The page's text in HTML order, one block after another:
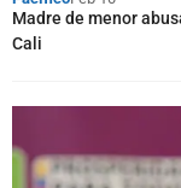
Madre de menor
Cali